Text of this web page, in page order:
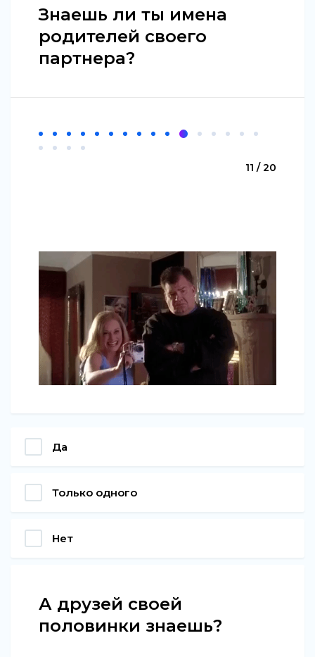
Знаешь ли ты имена
родителей своего
партнера?
11 / 20
Да
Только одного
Нет
А друзей своей
половинки знаешь?